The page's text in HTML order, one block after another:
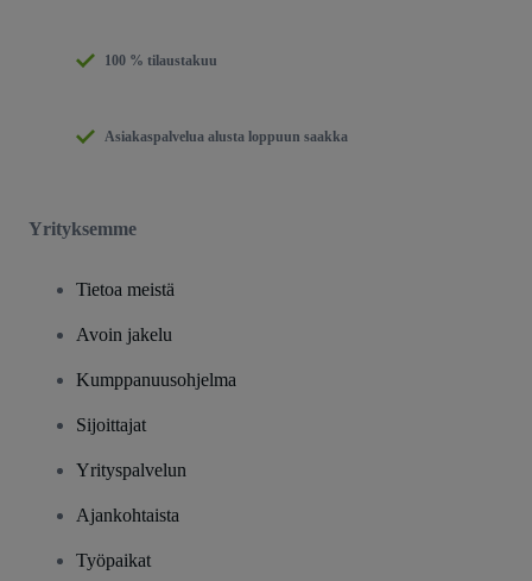
100 % tilaustakuu
Asiakaspalvelua alusta loppuun saakka
Yrityksemme
Tietoa meistä
Avoin jakelu
Kumppanuusohjelma
Sijoittajat
Yrityspalvelun
Ajankohtaista
Työpaikat